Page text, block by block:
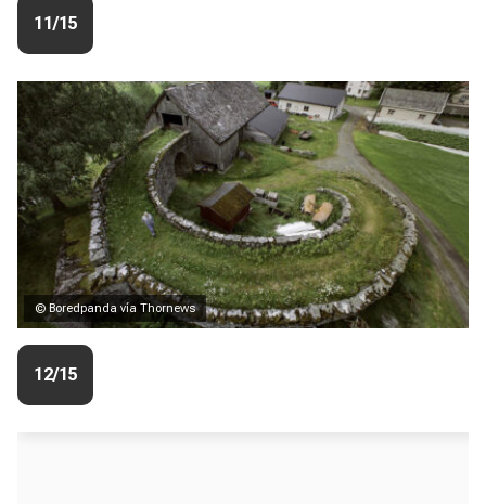
11/15
© Boredpanda vía Thornews
12/15